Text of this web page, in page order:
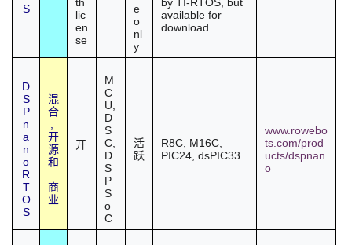
S
lic
en
se
e
o
nl
y
available for
download.
D
S
P
n
a
n
o
R
T
O
S
混
合
开
源
和
商
业
开
M
C
U,
D
S
C,
D
S
P
S
o
C
活
跃
R8C, M16C,
PIC24, dsPIC33
www.rowebo
ts.com/prod
ucts/dspnan
o